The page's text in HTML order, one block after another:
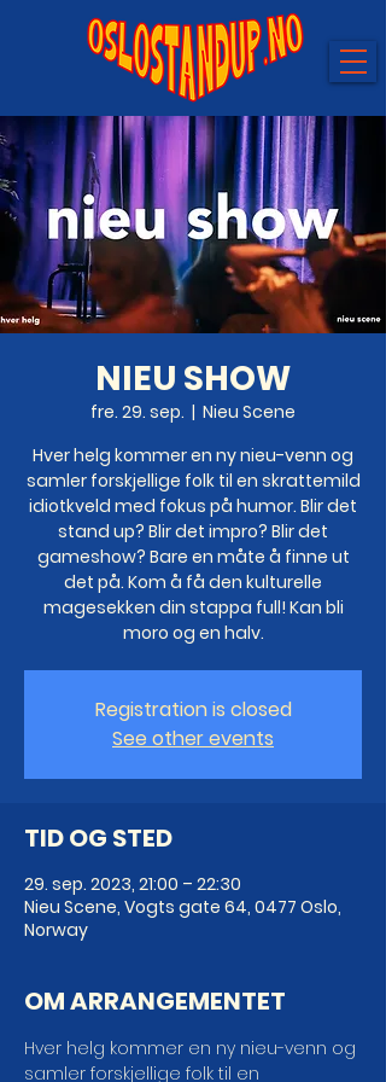
NIEU SHOW
fre. 29. sep.
  |
Nieu Scene
Hver helg kommer en ny nieu-venn og
samler forskjellige folk til en skrattemild
idiotkveld med fokus på humor. Blir det
stand up? Blir det impro? Blir det
gameshow? Bare en måte å finne ut
det på. Kom å få den kulturelle
magesekken din stappa full! Kan bli
moro og en halv.
Registration is closed
See other events
TID OG STED
29. sep. 2023, 21:00 – 22:30
Nieu Scene, Vogts gate 64, 0477 Oslo,
Norway
OM ARRANGEMENTET
Hver helg kommer en ny nieu-venn og
samler forskjellige folk til en